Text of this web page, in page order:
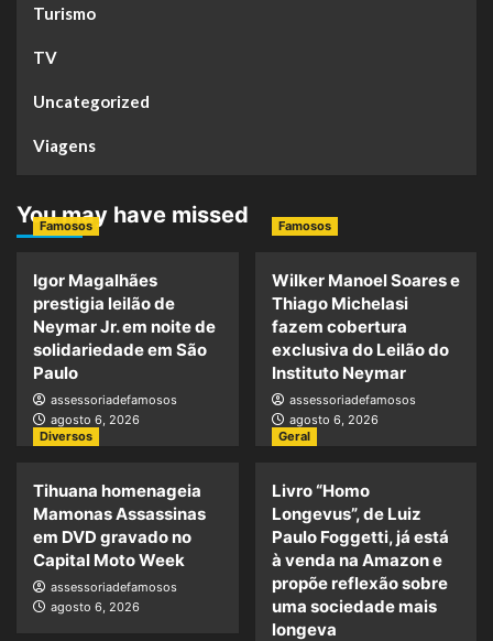
Turismo
TV
Uncategorized
Viagens
You may have missed
Famosos
Igor Magalhães
prestigia leilão de
Neymar Jr. em noite de
solidariedade em São
Paulo
assessoriadefamosos
agosto 6, 2026
Famosos
Wilker Manoel Soares e
Thiago Michelasi
fazem cobertura
exclusiva do Leilão do
Instituto Neymar
assessoriadefamosos
agosto 6, 2026
Diversos
Tihuana homenageia
Mamonas Assassinas
em DVD gravado no
Capital Moto Week
assessoriadefamosos
agosto 6, 2026
Geral
Livro “Homo
Longevus”, de Luiz
Paulo Foggetti, já está
à venda na Amazon e
propõe reflexão sobre
uma sociedade mais
longeva